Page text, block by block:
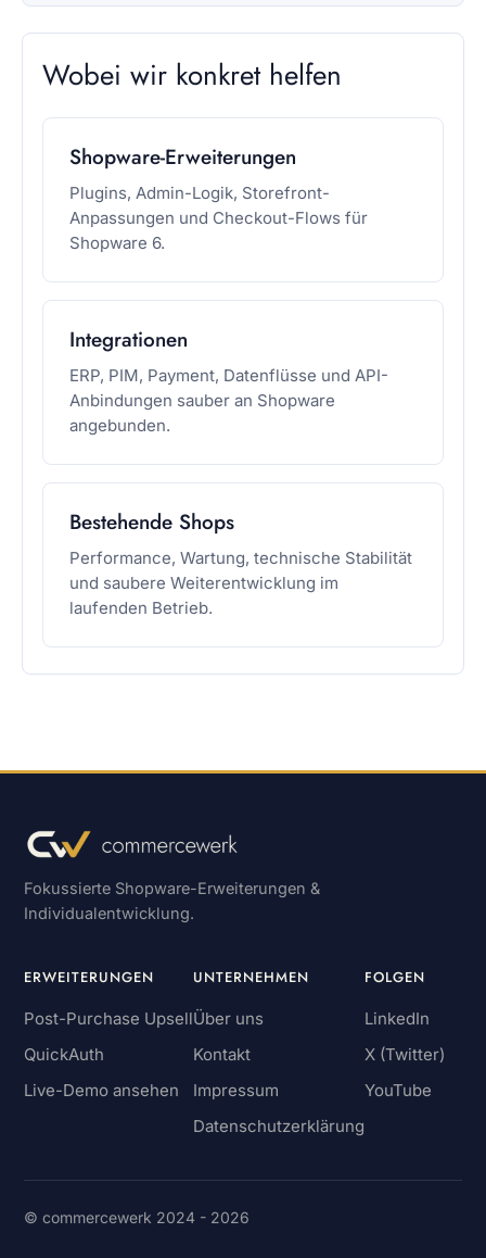
Wobei wir konkret helfen
Shopware-Erweiterungen
Plugins, Admin-Logik, Storefront-
Anpassungen und Checkout-Flows für
Shopware 6.
Integrationen
ERP, PIM, Payment, Datenflüsse und API-
Anbindungen sauber an Shopware
angebunden.
Bestehende Shops
Performance, Wartung, technische Stabilität
und saubere Weiterentwicklung im
laufenden Betrieb.
Fokussierte Shopware-Erweiterungen &
Individualentwicklung.
ERWEITERUNGEN
Post-Purchase Upsell
QuickAuth
Live-Demo ansehen
UNTERNEHMEN
Über uns
Kontakt
Impressum
Datenschutzerklärung
FOLGEN
LinkedIn
X (Twitter)
YouTube
© commercewerk 2024 - 2026